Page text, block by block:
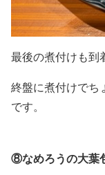
最後の煮付けも到
終盤に煮付けでち
です。
⑧なめろうの大葉